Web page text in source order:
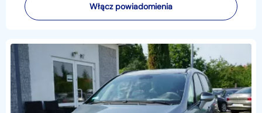
Włącz powiadomienia